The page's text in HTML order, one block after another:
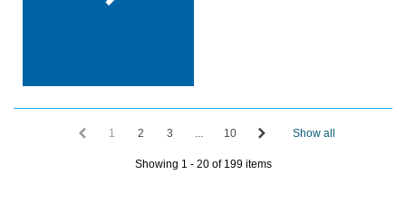
1 2 3 ... 10 Show all
Showing 1 - 20 of 199 items